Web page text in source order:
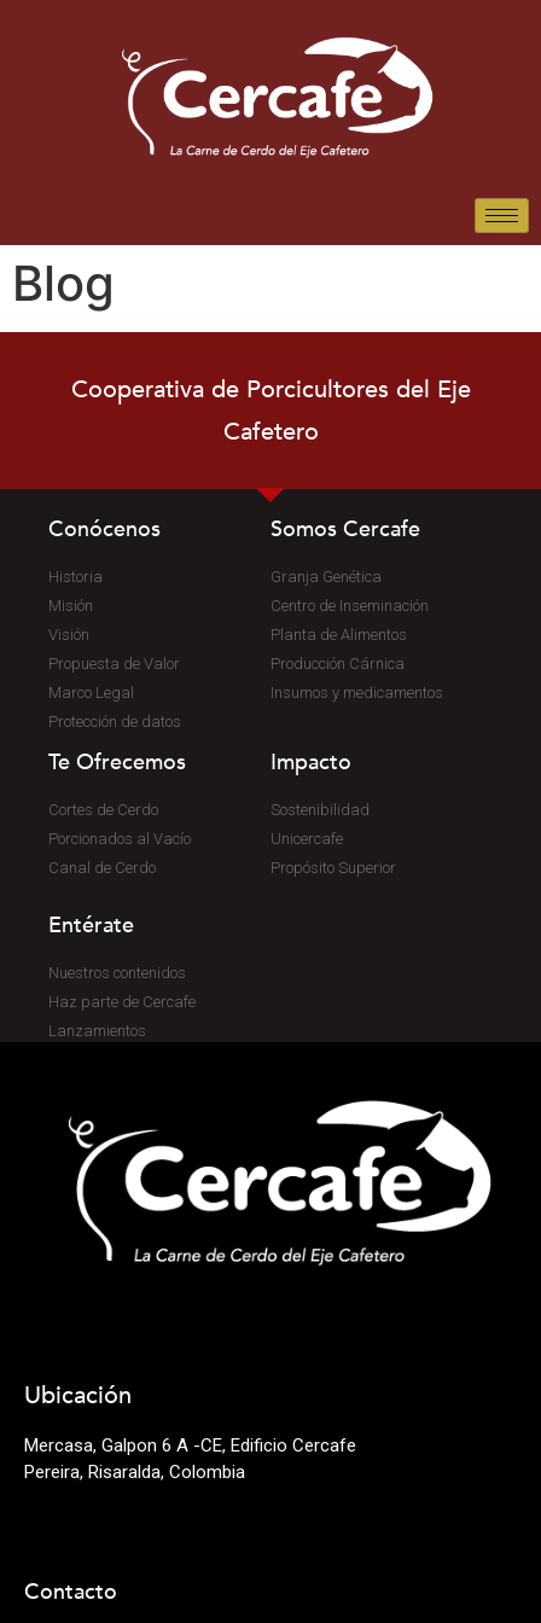
Blog
Cooperativa de Porcicultores del Eje
Cafetero
Conócenos
Historia
Misión
Visión
Propuesta de Valor
Marco Legal
Protección de datos
Somos Cercafe
Granja Genética
Centro de Inseminación
Planta de Alimentos
Producción Cárnica
Insumos y medicamentos
Te Ofrecemos
Cortes de Cerdo
Porcionados al Vacío
Canal de Cerdo
Impacto
Sostenibilidad
Unicercafe
Propósito Superior
Entérate
Nuestros contenidos
Haz parte de Cercafe
Lanzamientos
Ubicación
Mercasa, Galpon 6 A -CE, Edificio Cercafe
Pereira, Risaralda, Colombia
Contacto